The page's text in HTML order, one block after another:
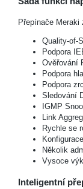
Přepínače
Quality-of-
Podpora
Ověřování
Podpora
Podpora
Sledování
IGMP
Link
Rychle se
Několik
Vysoce
Inteligentní